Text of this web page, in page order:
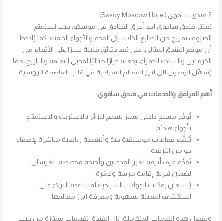
2.فندق سافوي (Savoy Moscow Hotel)
يُعتبَر فندق سافوي أحد أعرق الفنادق في موسكو، حيث يُستمتع
الضيوف بمزيج من الطابع الكلاسيكي الفخم والأجواء الدافئة. كما يُلاحظ
أن موقع الفندق المثالي، على بُعد دقائق قليلة سيرًا على الأقدام من
الكرملين والساحة الحمراء، يجعله خيارًا مثاليًا لمحبي الثقافة والتاريخ، مما
يُسهِّل الوصول إلى أبرز المعالم السياحية في قلب العاصمة الروسية.
أهم المرافق والخدمات في فندق سافوي:
تُوفَّر مسبح داخلي مميز يسمح للزائر بالاسترخاء والاستمتاع
بأجواء هادئة.
تُنظَّم فعاليات موسيقية حية وأنشطة رياضية مباشرة لإضفاء
جو من الترفيه.
تُقدَّم غرف أنيقة لغير المدخنين وأجنحة مخصصة للعرسان
لضمان تجربة إقامة مريحة وفاخرة.
يُستعان بمكتب الجولات السياحية لمساعدة النزلاء على
استكشاف المدينة بسهولة ومعرفة أبرز معالمها.
وبفضل هذه الخدمات المتكاملة، نال الفندق تقييمات ممتازة من حيث